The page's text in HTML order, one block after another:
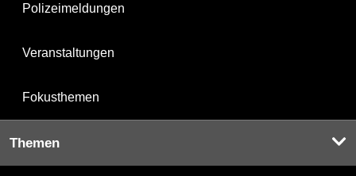
Polizeimeldungen
Veranstaltungen
Fokusthemen
Themen